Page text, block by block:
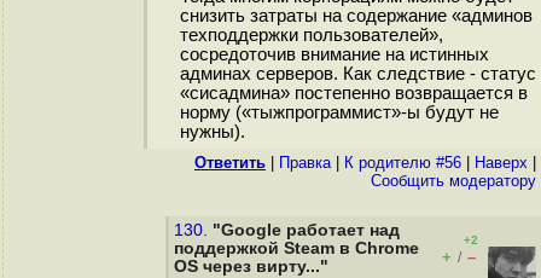
снизить затраты на содержание «админов
техподдержки пользователей»,
сосредоточив внимание на истинных
админах серверов. Как следствие - статус
«сисадмина» постепенно возвращается в
норму («тыжпрограммист»-ы будут не
нужны).
Ответить Правка| К родителю #56 Наверх
Cообщить модератору
130. "Google работает над
поддержкой Steam в Chrome
OS через вирту..."
+2
+ / –